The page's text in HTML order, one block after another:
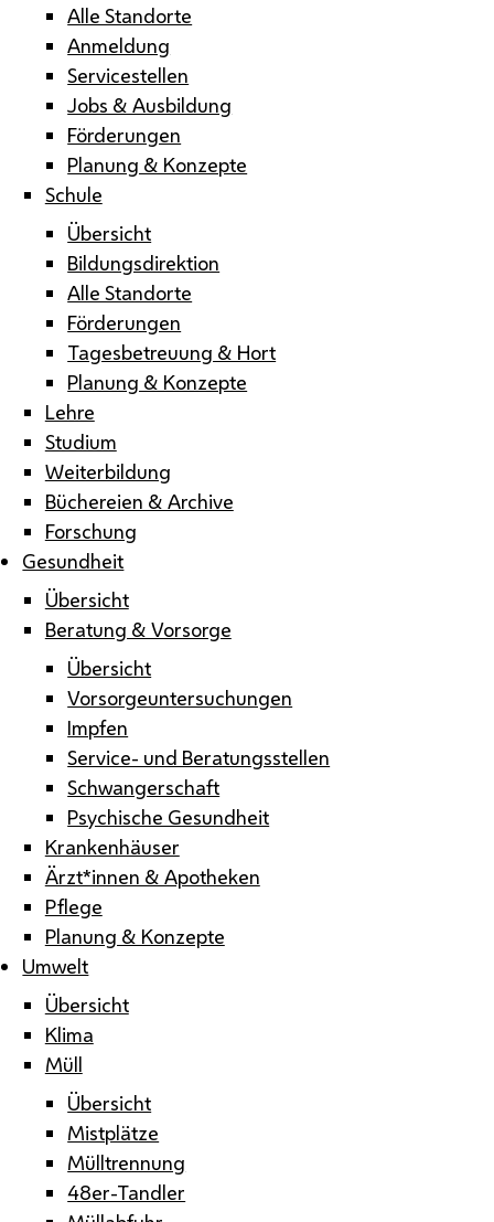
Alle Standorte
Anmeldung
Servicestellen
Jobs & Ausbildung
Förderungen
Planung & Konzepte
Schule
Übersicht
Bildungsdirektion
Alle Standorte
Förderungen
Tagesbetreuung & Hort
Planung & Konzepte
Lehre
Studium
Weiterbildung
Büchereien & Archive
Forschung
Gesundheit
Übersicht
Beratung & Vorsorge
Übersicht
Vorsorgeuntersuchungen
Impfen
Service- und Beratungsstellen
Schwangerschaft
Psychische Gesundheit
Krankenhäuser
Ärzt*innen & Apotheken
Pflege
Planung & Konzepte
Umwelt
Übersicht
Klima
Müll
Übersicht
Mistplätze
Mülltrennung
48er-Tandler